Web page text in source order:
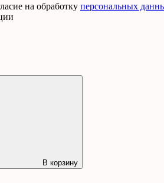
на обработку персональных
В корзину